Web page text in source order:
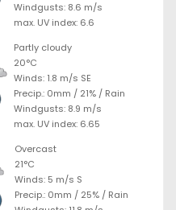
Windgusts: 8.6 m/s
max. UV index: 6.6
Partly cloudy
20°C
Winds: 1.8 m/s SE
Precip.: 0mm / 21% / Rain
Windgusts: 8.9 m/s
max. UV index: 6.65
Overcast
21°C
Winds: 5 m/s S
Precip.: 0mm / 25% / Rain